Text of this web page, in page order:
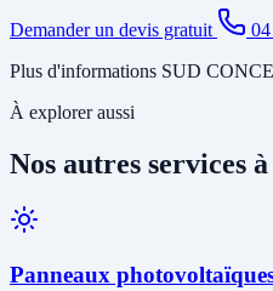
Demander un devis gratuit
Plus d'informations SUD
À explorer aussi
Nos autres services
Panneaux